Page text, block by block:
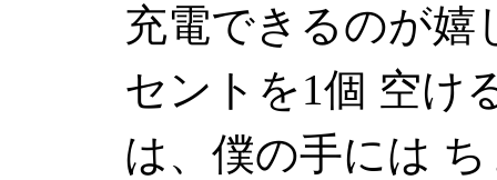
充電できるのが嬉
セントを1個 空け
は、僕の手には